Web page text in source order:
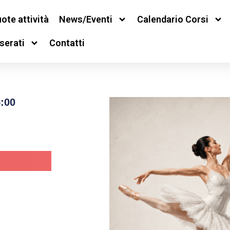
attività News/Eventi Calendario Corsi
Contatti